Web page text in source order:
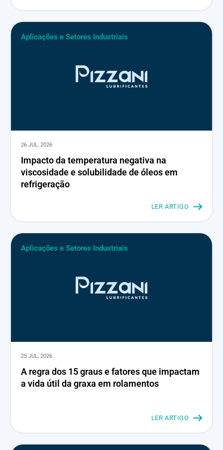
Aplicações e Setores Industriais
26 JUL, 2026
Impacto da temperatura negativa na
viscosidade e solubilidade de óleos em
refrigeração
LER ARTIGO
Aplicações e Setores Industriais
25 JUL, 2026
A regra dos 15 graus e fatores que impactam
a vida útil da graxa em rolamentos
LER ARTIGO